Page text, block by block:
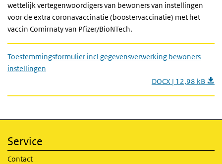
wettelijk vertegenwoordigers van bewoners van instellingen
voor de extra coronavaccinatie (boostervaccinatie) met het
vaccin Comirnaty van Pfizer/BioNTech.
Toestemmingsformulier incl gegevensverwerking bewoners
instellingen
DOCX | 12,98 kB
Service
Contact